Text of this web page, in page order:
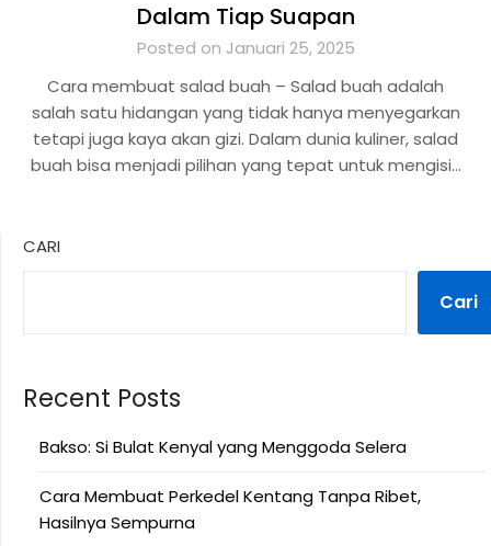
Dalam Tiap Suapan
Posted on Januari 25, 2025
Cara membuat salad buah – Salad buah adalah
salah satu hidangan yang tidak hanya menyegarkan
tetapi juga kaya akan gizi. Dalam dunia kuliner, salad
buah bisa menjadi pilihan yang tepat untuk mengisi…
CARI
Cari
Recent Posts
Bakso: Si Bulat Kenyal yang Menggoda Selera
Cara Membuat Perkedel Kentang Tanpa Ribet,
Hasilnya Sempurna